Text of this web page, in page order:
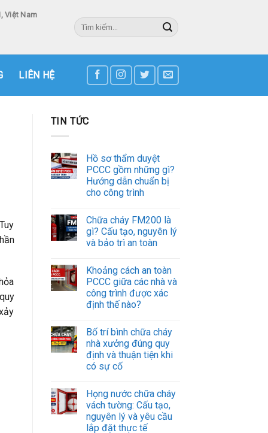
Việt Nam
Tìm
kiếm:
LIÊN HỆ
TIN TỨC
Hồ sơ thẩm duyệt
PCCC gồm những gì?
Hướng dẫn chuẩn bị
cho công trình
Chữa cháy FM200 là
gì? Cấu tạo, nguyên lý
và bảo trì an toàn
Khoảng cách an toàn
PCCC giữa các nhà và
công trình được xác
định thế nào?
Bố trí bình chữa cháy
nhà xưởng đúng quy
định và thuận tiện khi
có sự cố
Họng nước chữa cháy
vách tường: Cấu tạo,
nguyên lý và yêu cầu
lắp đặt thực tế